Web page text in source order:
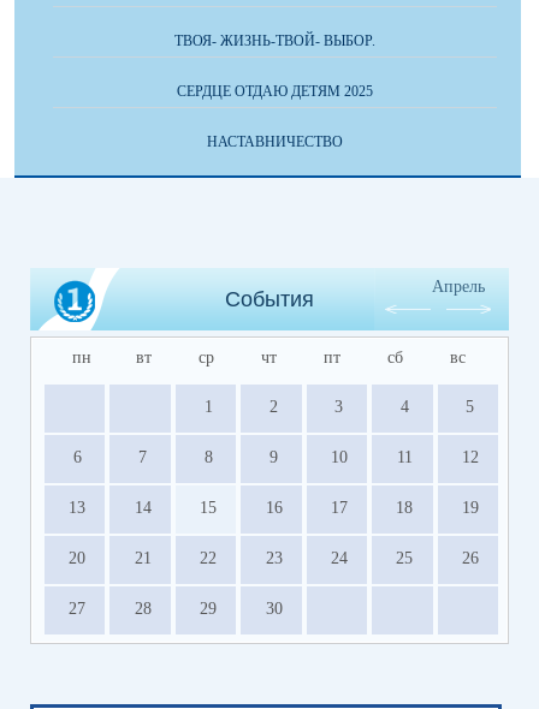
ТВОЯ- ЖИЗНЬ-ТВОЙ- ВЫБОР.
СЕРДЦЕ ОТДАЮ ДЕТЯМ 2025
НАСТАВНИЧЕСТВО
События
Апрель
пн вт ср чт пт сб вс
1 2 3 4 5
6 7 8 9 10 11 12
13 14 15 16 17 18 19
20 21 22 23 24 25 26
27 28 29 30